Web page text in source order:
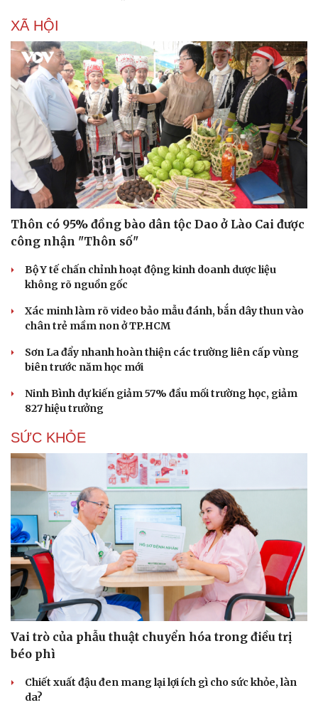
Du lịch
Tư vấn
Săn Tour
check-in
Podcast
Đọc truyện đêm khuya
Cửa sổ tình yêu
Hạt giống tâm hồn
XÃ HỘI
Thôn có 95% đồng bào dân tộc Dao ở Lào Cai được
công nhận "Thôn số"
Bộ Y tế chấn chỉnh hoạt động kinh doanh dược liệu
không rõ nguồn gốc
Xác minh làm rõ video bảo mẫu đánh, bắn dây thun vào
chân trẻ mầm non ở TP.HCM
Sơn La đẩy nhanh hoàn thiện các trường liên cấp vùng
biên trước năm học mới
Ninh Bình dự kiến giảm 57% đầu mối trường học, giảm
827 hiệu trưởng
SỨC KHỎE
Vai trò của phẫu thuật chuyển hóa trong điều trị
béo phì
Chiết xuất đậu đen mang lại lợi ích gì cho sức khỏe, làn
da?